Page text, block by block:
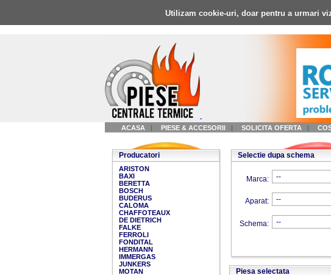
Utilizam cookie-uri, doar pentru a urmari
ACASA | PIESE & ACCESORII | SOLICITA OFERTA |
Producatori
ARISTON
BAXI
BERETTA
BOSCH
BUDERUS
CALOMA
CHAFFOTEAUX
DE DIETRICH
FALKE
FERROLI
FONDITAL
HERMANN
IMMERGAS
JUNKERS
MOTAN
Selectie dupa schema
Marca:
Aparat:
Schema:
Piesa selectata